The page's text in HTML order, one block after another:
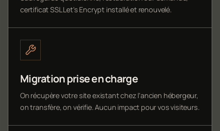
certificat SSL Let's Encrypt installé et renouvelé.
Migration prise en charge
On récupère votre site existant chez l'ancien hébergeur,
on transfère, on vérifie. Aucun impact pour vos visiteurs.